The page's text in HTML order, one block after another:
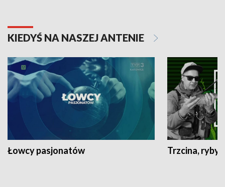
KIEDYŚ NA NASZEJ ANTENIE
Łowcy pasjonatów Trzcina, ryby